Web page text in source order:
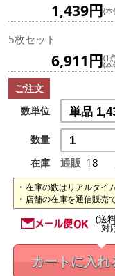
1,439円(本
5枚セット
6,911円(1
(本
ご注文
数単位
数量
在庫
通販 18
在庫の数はリアルタイ
店舗の在庫を通信販売
(送
対
カートに入れ